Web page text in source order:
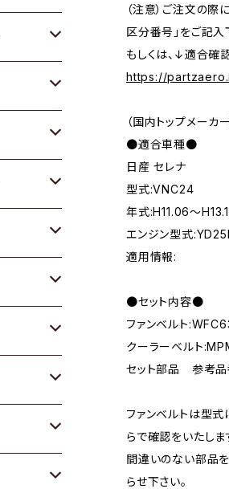
（注意）ご注文の際
区分番号」をご記入
もしくは、↓適合確
https://
（国内トップメーカ
●適合車種●
日産 セレナ
型式:VNC24
年式:H11.06～
エンジン型式
適用情報:
●セット内容●
ファンベルト
クーラーベルト
セット部品 参考品
ファンベルトは型
らで確認をいたしま
間違いのない部品
らせ下さい。